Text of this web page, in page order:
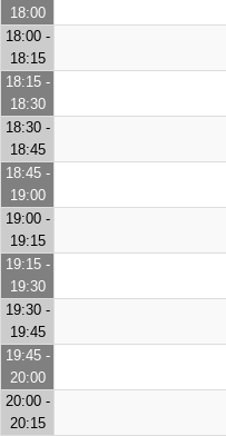
18:00
18:00 -
18:15
18:15 -
18:30
18:30 -
18:45
18:45 -
19:00
19:00 -
19:15
19:15 -
19:30
19:30 -
19:45
19:45 -
20:00
20:00 -
20:15